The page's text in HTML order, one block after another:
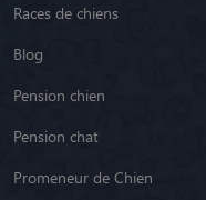
Races de chiens
Blog
Pension chien
Pension chat
Promeneur de Chien